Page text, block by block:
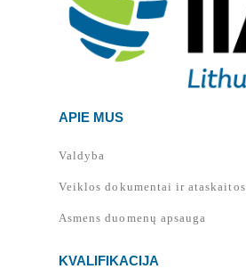
APIE MUS
Valdyba
Veiklos dokumentai ir ataskaitos
Asmens duomenų apsauga
KVALIFIKACIJA